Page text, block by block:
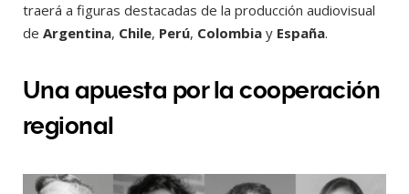
traerá a figuras destacadas de la producción audiovisual
de Argentina, Chile, Perú, Colombia y España.
Una apuesta por la cooperación
regional